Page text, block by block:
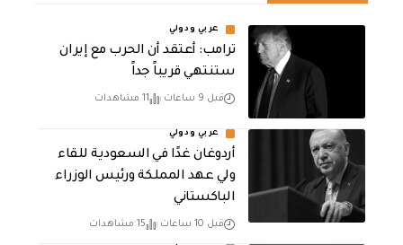
عربي ودولي
‏ترامب: أعتقد أن الحرب مع إيران
ستنتهي قريباً جداً
قبل 9 ساعات 11 مشاهدات
عربي ودولي
أردوغان غدًا في السعودية للقاء
ولي عهد المملكة ورئيس الوزراء
الباكستاني
قبل 10 ساعات 15 مشاهدات